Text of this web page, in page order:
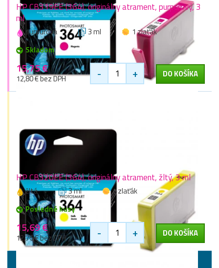
HP CB319EE (364), originálny atrament, purpurový, 3
ml
purpurová 3 ml
1 zlaťák
Skladom
15,75 €
12,80 € bez DPH - + DO KOŠÍKA
HP CB320EE (364), originálny atrament, žltý, 3 ml
žltá 3 ml
1 zlaťák
Posledné kusy
15,69 €
12,76 € bez DPH - + DO KOŠÍKA